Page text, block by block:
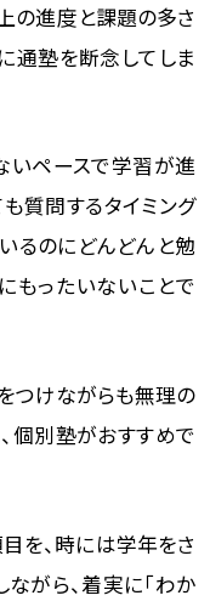
の進度と課題の多さ
通塾を断念してしま
いペースで学習が進
質問するタイミング
るのにどんどんと勉
もったいないことで
つけながらも無理の
個別塾がおすすめで
を、時には学年をさ
がら、着実に「わか